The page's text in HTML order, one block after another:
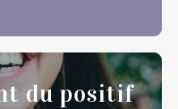
du positif